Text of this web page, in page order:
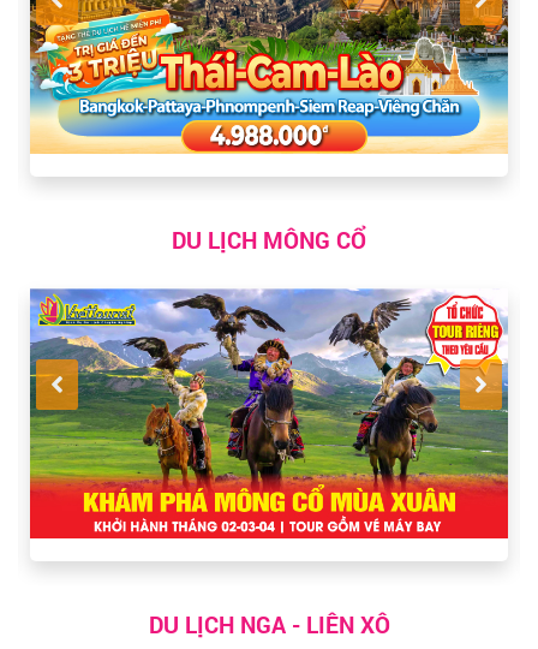
DU LỊCH MÔNG CỔ
DU LỊCH NGA - LIÊN XÔ